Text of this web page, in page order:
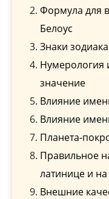
Формула для
Белоус
Знаки
Нумерология
значение
Влияние
Влияние
Планета-
Правильное
латинице и
Внешние